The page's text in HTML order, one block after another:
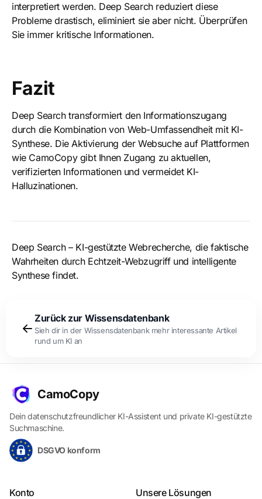
interpretiert werden. Deep Search reduziert diese
Probleme drastisch, eliminiert sie aber nicht. Überprüfen
Sie immer kritische Informationen.
Fazit
Deep Search transformiert den Informationszugang
durch die Kombination von Web-Umfassendheit mit KI-
Synthese. Die Aktivierung der Websuche auf Plattformen
wie CamoCopy gibt Ihnen Zugang zu aktuellen,
verifizierten Informationen und vermeidet KI-
Halluzinationen.
Deep Search – KI-gestützte Webrecherche, die faktische
Wahrheiten durch Echtzeit-Webzugriff und intelligente
Synthese findet.
Zurück zur Wissensdatenbank
Sieh dir in der Wissensdatenbank mehr interessante Artikel
rund um KI an
CamoCopy
Dein datenschutzfreundlicher KI-Assistent und private KI-gestützte
Suchmaschine.
DSGVO konform
Konto Unsere Lösungen